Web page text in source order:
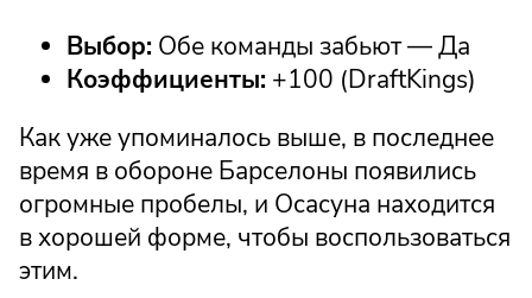
Выбор: Обе команды забьют — Да
Коэффициенты: +100 (DraftKings)
Как уже упоминалось выше, в последнее
время в обороне Барселоны появились
огромные пробелы, и Осасуна находится
в хорошей форме, чтобы воспользоваться
этим.